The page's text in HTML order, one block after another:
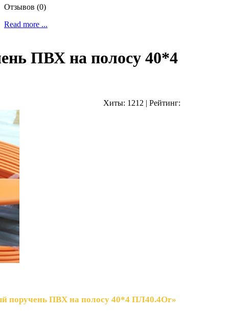
Отзывов (0)
Read more ...
ПВХ на полосу 40*4
Хиты: 1212 | Рейтинг:
поручень ПВХ на полосу 40*4 ПЛ40.4Or»